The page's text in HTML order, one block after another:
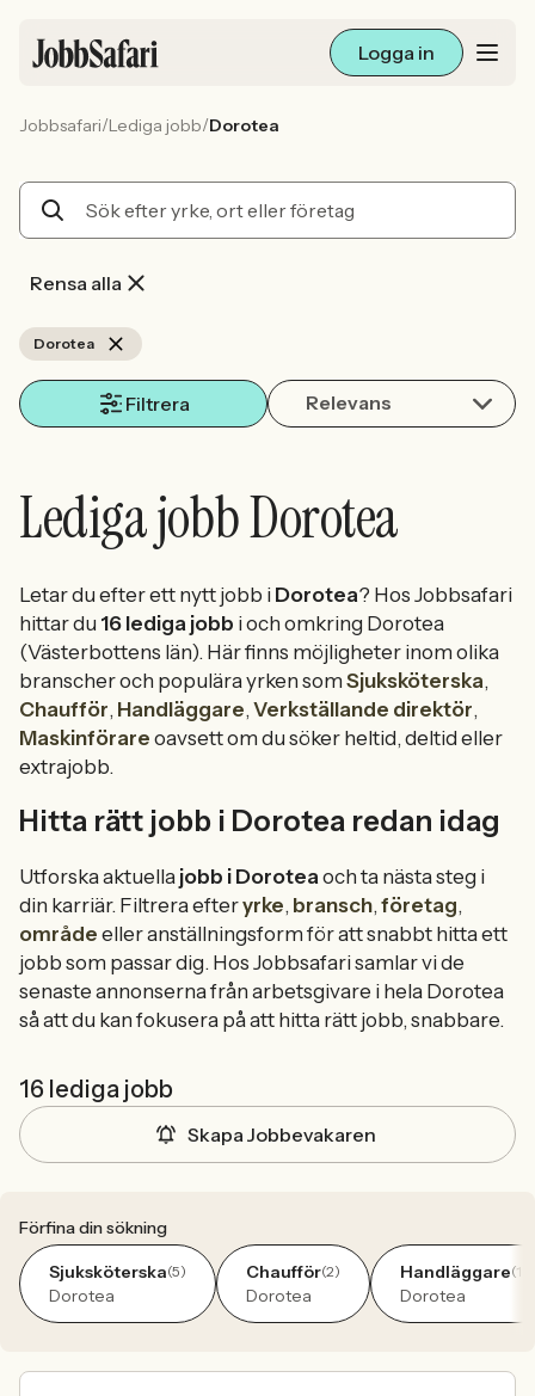
Logga in
Arbetsliv och karriär
Sök med AI
Jobbsafari/Lediga jobb/Dorotea
Rensa alla
Dorotea
Filtrera Relevans
Lediga jobb Dorotea
Letar du efter ett nytt jobb i Dorotea? Hos Jobbsafari
hittar du 16 lediga jobb i och omkring Dorotea
(Västerbottens län). Här finns möjligheter inom olika
branscher och populära yrken som Sjuksköterska,
Chaufför, Handläggare,Verkställande direktör,
Maskinförare oavsett om du söker heltid, deltid eller
extrajobb.
Hitta rätt jobb i Dorotea redan idag
Utforska aktuella jobb i Doroteaoch ta nästa steg i
din karriär. Filtrera efteryrke, bransch,företag,
område eller anställningsform för att snabbt hitta ett
jobb som passar dig. Hos Jobbsafari samlar vi de
senaste annonserna från arbetsgivare i hela Dorotea
så att du kan fokusera på att hitta rätt jobb, snabbare.
16 lediga jobb
Skapa Jobbevakaren
Förfina din sökning
Sjuksköterska(5)
Dorotea
Chaufför(2)
Dorotea
Handläggare(1)
Dorotea